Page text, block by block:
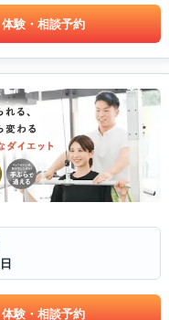
体験・相談予約
体験・相談予約